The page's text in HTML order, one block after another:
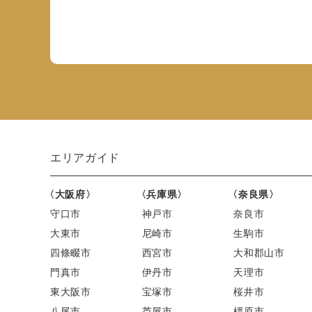
エリアガイド
〈大阪府〉
守口市
大東市
四條畷市
門真市
東大阪市
〈兵庫県〉
神戸市
尼崎市
西宮市
伊丹市
宝塚市
〈奈良県〉
奈良市
生駒市
大和郡山市
天理市
桜井市